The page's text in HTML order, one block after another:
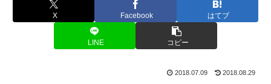
X Facebook はてブ
LINE コピー
2018.07.09 2018.08.29